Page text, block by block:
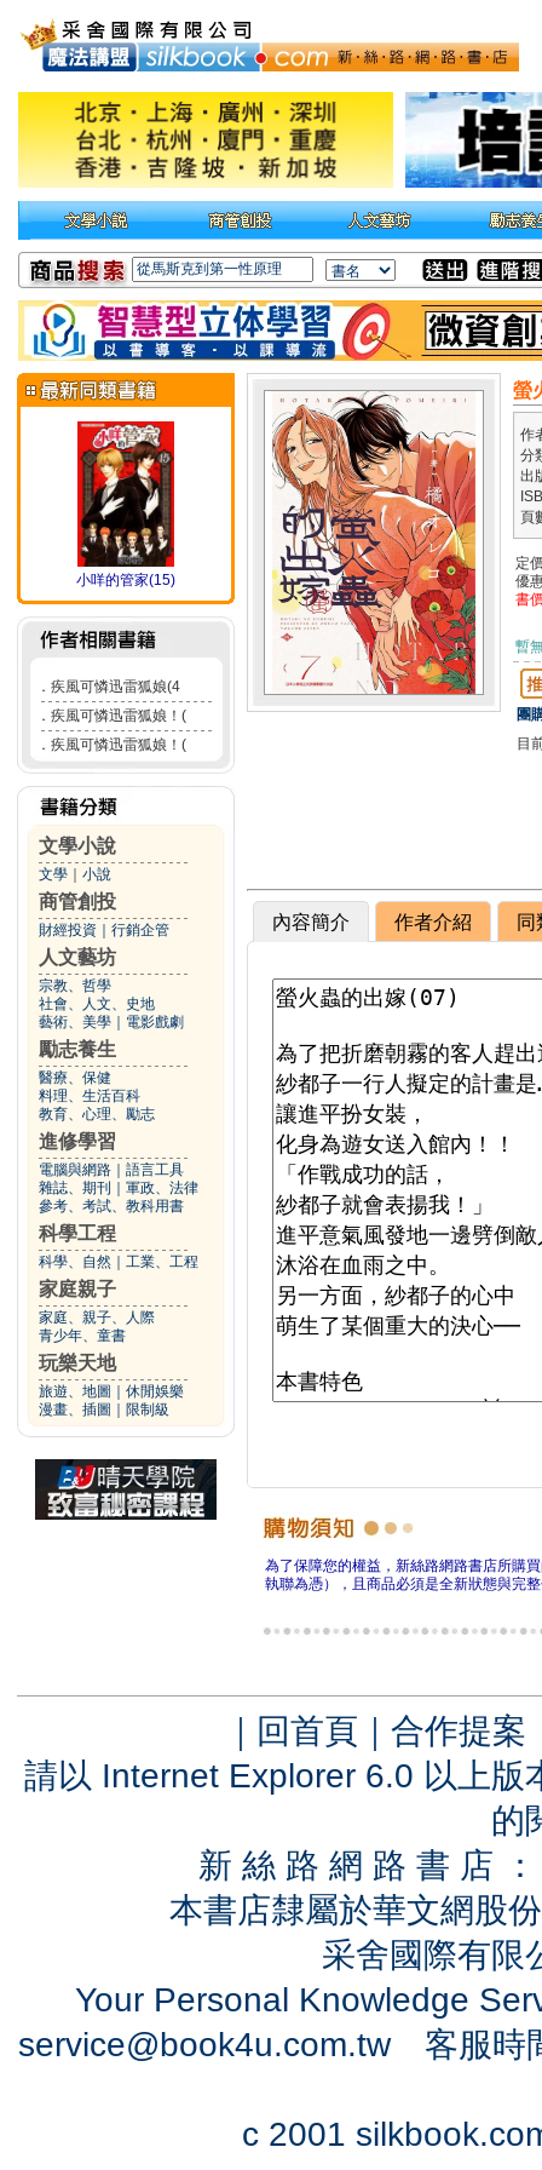
小咩的管家(15)
． 疾風可憐迅雷狐娘(4
． 疾風可憐迅雷狐娘！(
． 疾風可憐迅雷狐娘！(
文學小說
文學 小說
商管創投
財經投資 行銷企管
人文藝坊
宗教、哲學
社會、人文、史地
藝術、美學
電影戲劇
勵志養生
醫療、保健
料理、生活百科
教育、心理、勵志
進修學習
電腦與網路
語言工具
雜誌、期刊
軍政、法律
參考、考試、教科用書
科學工程
科學、自然 工業、工程
家庭親子
家庭、親子、人際
青少年、童書
玩樂天地
旅遊、地圖
休閒娛樂
漫畫、插圖
限制級
螢
作
分
出
頁
定
優
書
暫
團
目
內容簡介 作者介紹 同
為了保障您的權益，新絲路網路書店所購
執聯為憑），且商品必須是全新狀態與完
｜ 回首頁 ｜ 合作提案
請以 Internet Explorer 6.0 以上
的
新 絲 路 網 路 書 店
本書店隸屬於華文網股
采舍國際有
Your Personal Knowledge
service@book4u.com.tw客服時
c 2001